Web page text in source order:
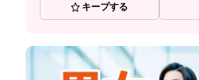
キープする